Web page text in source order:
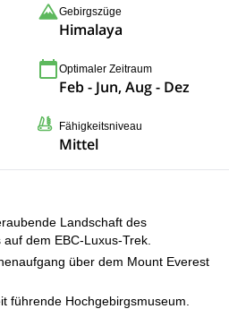
Gebirgszüge
Himalaya
Optimaler Zeitraum
Feb - Jun, Aug - Dez
Fähigkeitsniveau
Mittel
Landschaft des
dem EBC-Luxus-Trek.
über dem Mount Everest
führende Hochgebirgsmuseum.